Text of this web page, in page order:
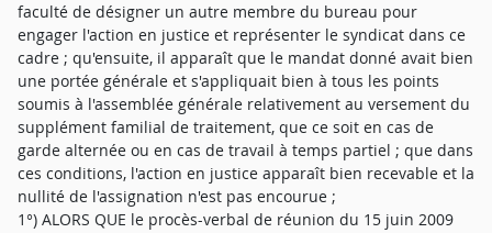
faculté de désigner un autre membre du bureau pour
engager l'action en justice et représenter le syndicat dans ce
cadre ; qu'ensuite, il apparaît que le mandat donné avait bien
une portée générale et s'appliquait bien à tous les points
soumis à l'assemblée générale relativement au versement du
supplément familial de traitement, que ce soit en cas de
garde alternée ou en cas de travail à temps partiel ; que dans
ces conditions, l'action en justice apparaît bien recevable et la
nullité de l'assignation n'est pas encourue ;
1°) ALORS QUE le procès-verbal de réunion du 15 juin 2009